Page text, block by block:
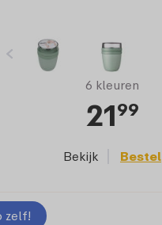
6 kleuren
2199
Bekijk Bestel
zelf!